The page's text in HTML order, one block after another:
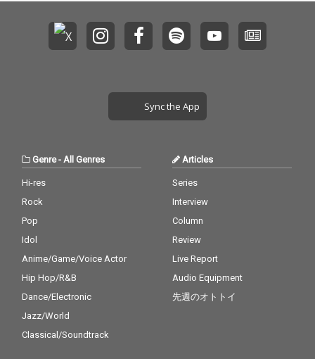
Sync the App
Genre- All Genres
Hi-res
Rock
Pop
Idol
Anime/Game/Voice Actor
Hip Hop/R&B
Dance/Electronic
Jazz/World
Classical/Soundtrack
Articles
Series
Interview
Column
Review
Live Report
Audio Equipment
先週のオトトイ